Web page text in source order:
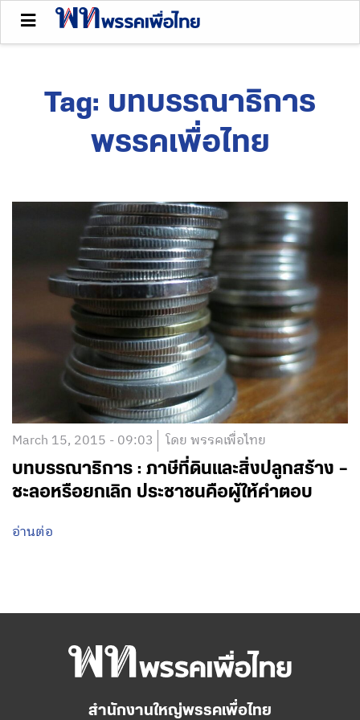
Tag: บทบรรณาธิการ
พรรคเพื่อไทย
March 15, 2015 - 09:03 โดย พรรคเพื่อไทย
บทบรรณาธิการ : ภาษีที่ดินและสิ่งปลูกสร้าง –
ชะลอหรือยกเลิก ประชาชนคือผู้ให้คำตอบ
อ่านต่อ
สำนักงานใหญ่พรรคเพื่อไทย